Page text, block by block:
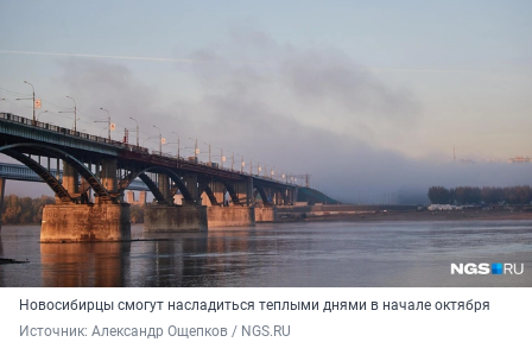
Новосибирцы смогут насладиться теплыми днями в начале октября
Источник: Александр Ощепков / NGS.RU